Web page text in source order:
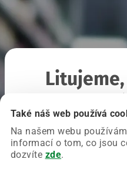
Také náš web používá
Na našem webu
informací o tom, co jsou
dozvíte zde.
Chyba nastala na
Zkuste prosím znovu